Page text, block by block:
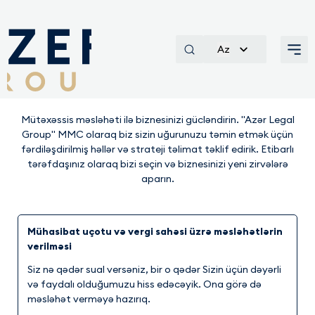
Az
Mütəxəssis məsləhəti ilə biznesinizi gücləndirin. "Azər Legal
Group" MMC olaraq biz sizin uğurunuzu təmin etmək üçün
fərdiləşdirilmiş həllər və strateji təlimat təklif edirik. Etibarlı
tərəfdaşınız olaraq bizi seçin və biznesinizi yeni zirvələrə
aparın.
Mühasibat uçotu və vergi sahəsi üzrə məsləhətlərin
verilməsi
Siz nə qədər sual versəniz, bir o qədər Sizin üçün dəyərli
və faydalı olduğumuzu hiss edəcəyik. Ona görə də
məsləhət verməyə hazırıq.